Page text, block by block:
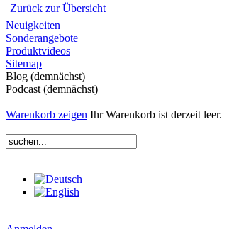
Zurück zur Übersicht
Neuigkeiten
Sonderangebote
Produktvideos
Sitemap
Blog (demnächst)
Podcast (demnächst)
Warenkorb zeigen Ihr Warenkorb ist derzeit leer.